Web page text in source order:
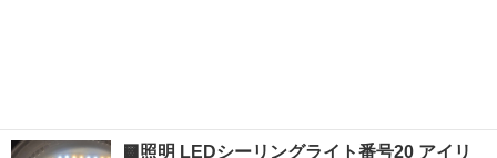
🟨照明 LEDシーリングライト番号20 アイリ